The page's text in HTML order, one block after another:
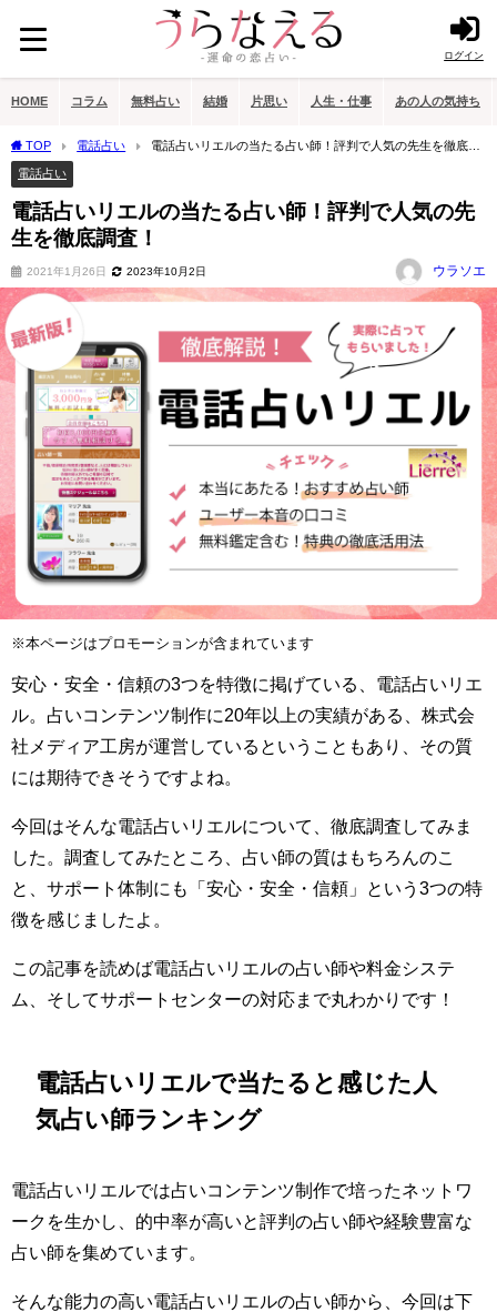
ログイン
HOME コラム 無料占い 結婚 片思い 人生・仕事 あの人の気持ち
TOP 電話占い
電話占いリエルの当たる占い師！評判で人気の先生を徹底調
査！
電話占い
電話占いリエルの当たる占い師！評判で人気の先
生を徹底調査！
2021年1月26日 2023年10月2日 ウラソエ
※本ページはプロモーションが含まれています
安心・安全・信頼の3つを特徴に掲げている、電話占いリエ
ル。占いコンテンツ制作に20年以上の実績がある、株式会
社メディア工房が運営しているということもあり、その質
には期待できそうですよね。
今回はそんな電話占いリエルについて、徹底調査してみま
した。調査してみたところ、占い師の質はもちろんのこ
と、サポート体制にも「安心・安全・信頼」という3つの特
徴を感じましたよ。
この記事を読めば電話占いリエルの占い師や料金システ
ム、そしてサポートセンターの対応まで丸わかりです！
電話占いリエルで当たると感じた人
気占い師ランキング
電話占いリエルでは占いコンテンツ制作で培ったネットワ
ークを生かし、的中率が高いと評判の占い師や経験豊富な
占い師を集めています。
そんな能力の高い電話占いリエルの占い師から、今回は下